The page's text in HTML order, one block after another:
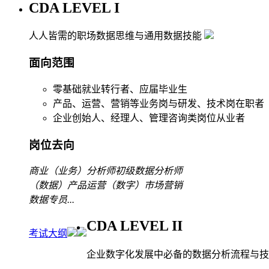
CDA LEVEL I
人人皆需的职场数据思维与通用数据技能
面向范围
零基础就业转行者、应届毕业生
产品、运营、营销等业务岗与研发、技术岗在职者
企业创始人、经理人、管理咨询类岗位从业者
岗位去向
商业（业务）分析师初级数据分析师
（数据）产品运营（数字）市场营销
数据专员...
考试大纲 CDA LEVEL II
企业数字化发展中必备的数据分析流程与